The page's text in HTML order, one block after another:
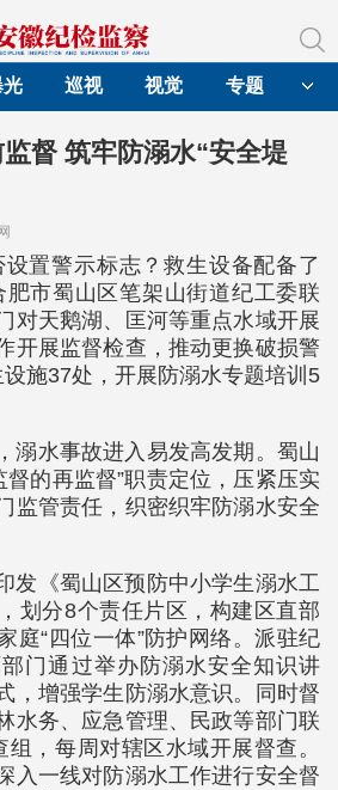
光 巡视 视觉 专题
督 筑牢防溺水“安全堤
设置警示标志？救生设备配备了
肥市蜀山区笔架山街道纪工委联
对天鹅湖、匡河等重点水域开展
开展监督检查，推动更换破损警
施37处，开展防溺水专题培训5
溺水事故进入易发高发期。蜀山
督的再监督”职责定位，压紧压实
监管责任，织密织牢防溺水安全
发《蜀山区预防中小学生溺水工
划分8个责任片区，构建区直部
庭“四位一体”防护网络。派驻纪
门通过举办防溺水安全知识讲
，增强学生防溺水意识。同时督
水务、应急管理、民政等部门联
，每周对辖区水域开展督查。
入一线对防溺水工作进行安全督